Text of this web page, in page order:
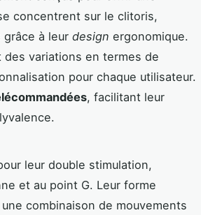
concentrent sur le clitoris,
à leur design ergonomique.
variations en termes de
pour chaque utilisateur.
, facilitant leur
leur double stimulation,
et au point G. Leur forme
combinaison de mouvements